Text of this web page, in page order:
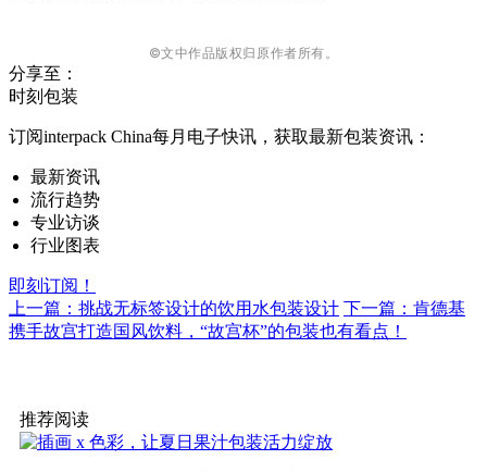
©文中作品版权归原作者所有。
分享至：
时刻包装
订阅interpack China每月电子快讯，获取最新包装资讯：
最新资讯
流行趋势
专业访谈
行业图表
即刻订阅！
上一篇：挑战无标签设计的饮用水包装设计 下一篇：肯德基
携手故宫打造国风饮料，“故宫杯”的包装也有看点！
推荐阅读